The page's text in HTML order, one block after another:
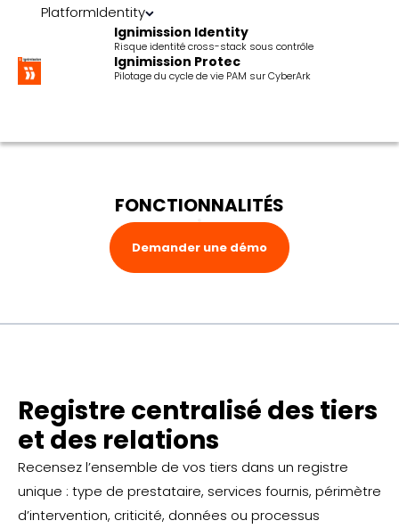
PlatformIdentity
Ignimission Identity
Risque identité cross-stack sous contrôle
Ignimission Protec
Pilotage du cycle de vie PAM sur CyberArk
FONCTIONNALITÉS
Demander une démo
Registre centralisé des tiers
et des relations
Recensez l’ensemble de vos tiers dans un registre
unique : type de prestataire, services fournis, périmètre
d’intervention, criticité, données ou processus